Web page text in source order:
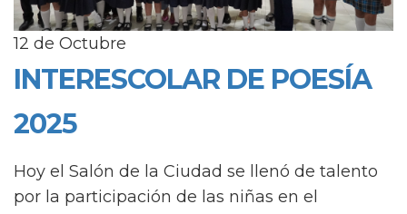
12 de Octubre
INTERESCOLAR DE POESÍA
2025
Hoy el Salón de la Ciudad se llenó de talento
por la participación de las niñas en el